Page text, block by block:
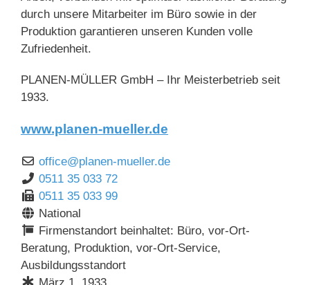
durch unsere Mitarbeiter im Büro sowie in der
Produktion garantieren unseren Kunden volle
Zufriedenheit.
PLANEN-MÜLLER GmbH – Ihr Meisterbetrieb seit
1933.
www.planen-mueller.de
office@planen-mueller.de
0511 35 033 72
0511 35 033 99
National
Firmenstandort beinhaltet: Büro, vor-Ort-
Beratung, Produktion, vor-Ort-Service,
Ausbildungsstandort